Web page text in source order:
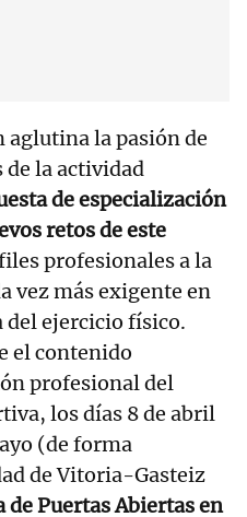
aglutina la pasión de
de la actividad
de especialización
retos de este
profesionales a la
vez más exigente en
del ejercicio físico.
el contenido
profesional del
los días 8 de abril
(de forma
de Vitoria-Gasteiz
de Puertas Abiertas en